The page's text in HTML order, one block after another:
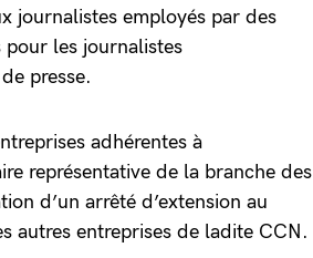
journalistes employés par des
pour les journalistes
presse.
adhérentes à
représentative de la branche des
d’un arrêté d’extension au
autres entreprises de ladite CCN.